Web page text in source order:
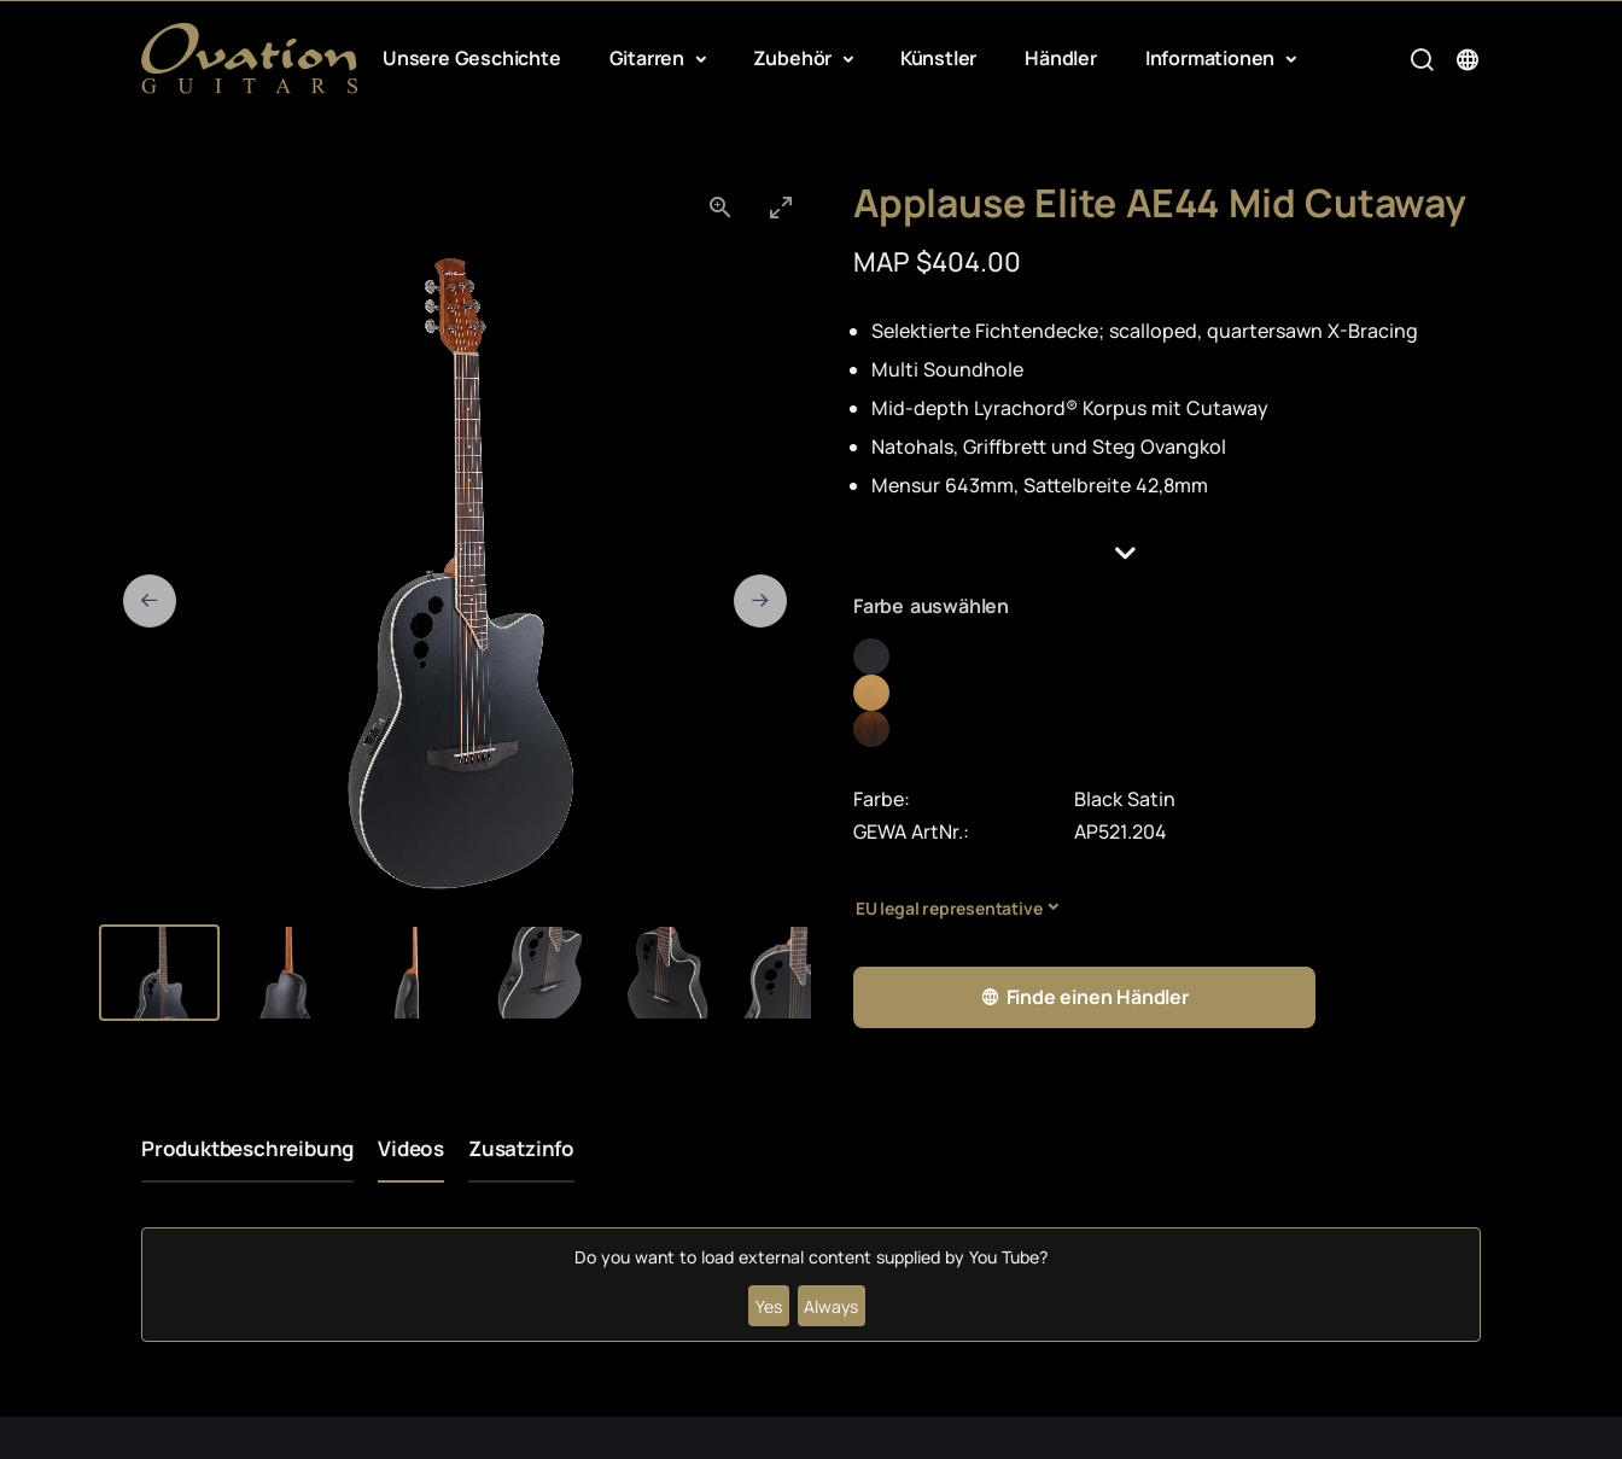
Unsere Geschichte Gitarren Zubehör Künstler Händler Informationen
Applause Elite AE44 Mid Cutaway
MAP $404.00
Selektierte Fichtendecke; scalloped, quartersawn X-Bracing
Multi Soundhole
Mid-depth Lyrachord® Korpus mit Cutaway
Natohals, Griffbrett und Steg Ovangkol
Mensur 643mm, Sattelbreite 42,8mm
Farbe auswählen
Farbe:
Black Satin
GEWA ArtNr.:
AP521.204
EU legal representative
Finde einen Händler
Produktbeschreibung Videos Zusatzinfo
Do you want to load external content supplied by You Tube?
Yes Always